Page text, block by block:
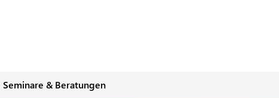
Seminare & Beratungen